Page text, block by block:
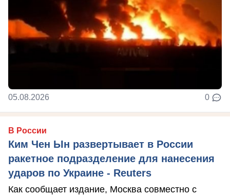
05.08.2026 0
В России
Ким Чен Ын развертывает в России
ракетное подразделение для нанесения
ударов по Украине - Reuters
Как сообщает издание, Москва совместно с